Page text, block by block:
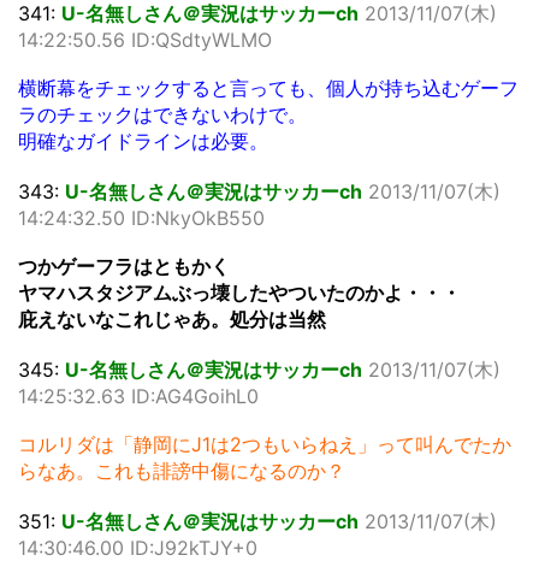
341: U-名無しさん＠実況はサッカーch 2013/11/07(木)
14:22:50.56 ID:QSdtyWLMO
横断幕をチェックすると言っても、個人が持ち込むゲーフ
ラのチェックはできないわけで。
明確なガイドラインは必要。
343: U-名無しさん＠実況はサッカーch 2013/11/07(木)
14:24:32.50 ID:NkyOkB550
つかゲーフラはともかく
ヤマハスタジアムぶっ壊したやついたのかよ・・・
庇えないなこれじゃあ。処分は当然
345: U-名無しさん＠実況はサッカーch 2013/11/07(木)
14:25:32.63 ID:AG4GoihL0
コルリダは「静岡にJ1は2つもいらねえ」って叫んでたか
らなあ。これも誹謗中傷になるのか？
351: U-名無しさん＠実況はサッカーch 2013/11/07(木)
14:30:46.00 ID:J92kTJY+0